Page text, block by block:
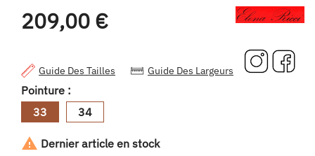
209,00 €
Guide Des Tailles Guide Des Largeurs
Pointure :
33
34
 Dernier article en stock